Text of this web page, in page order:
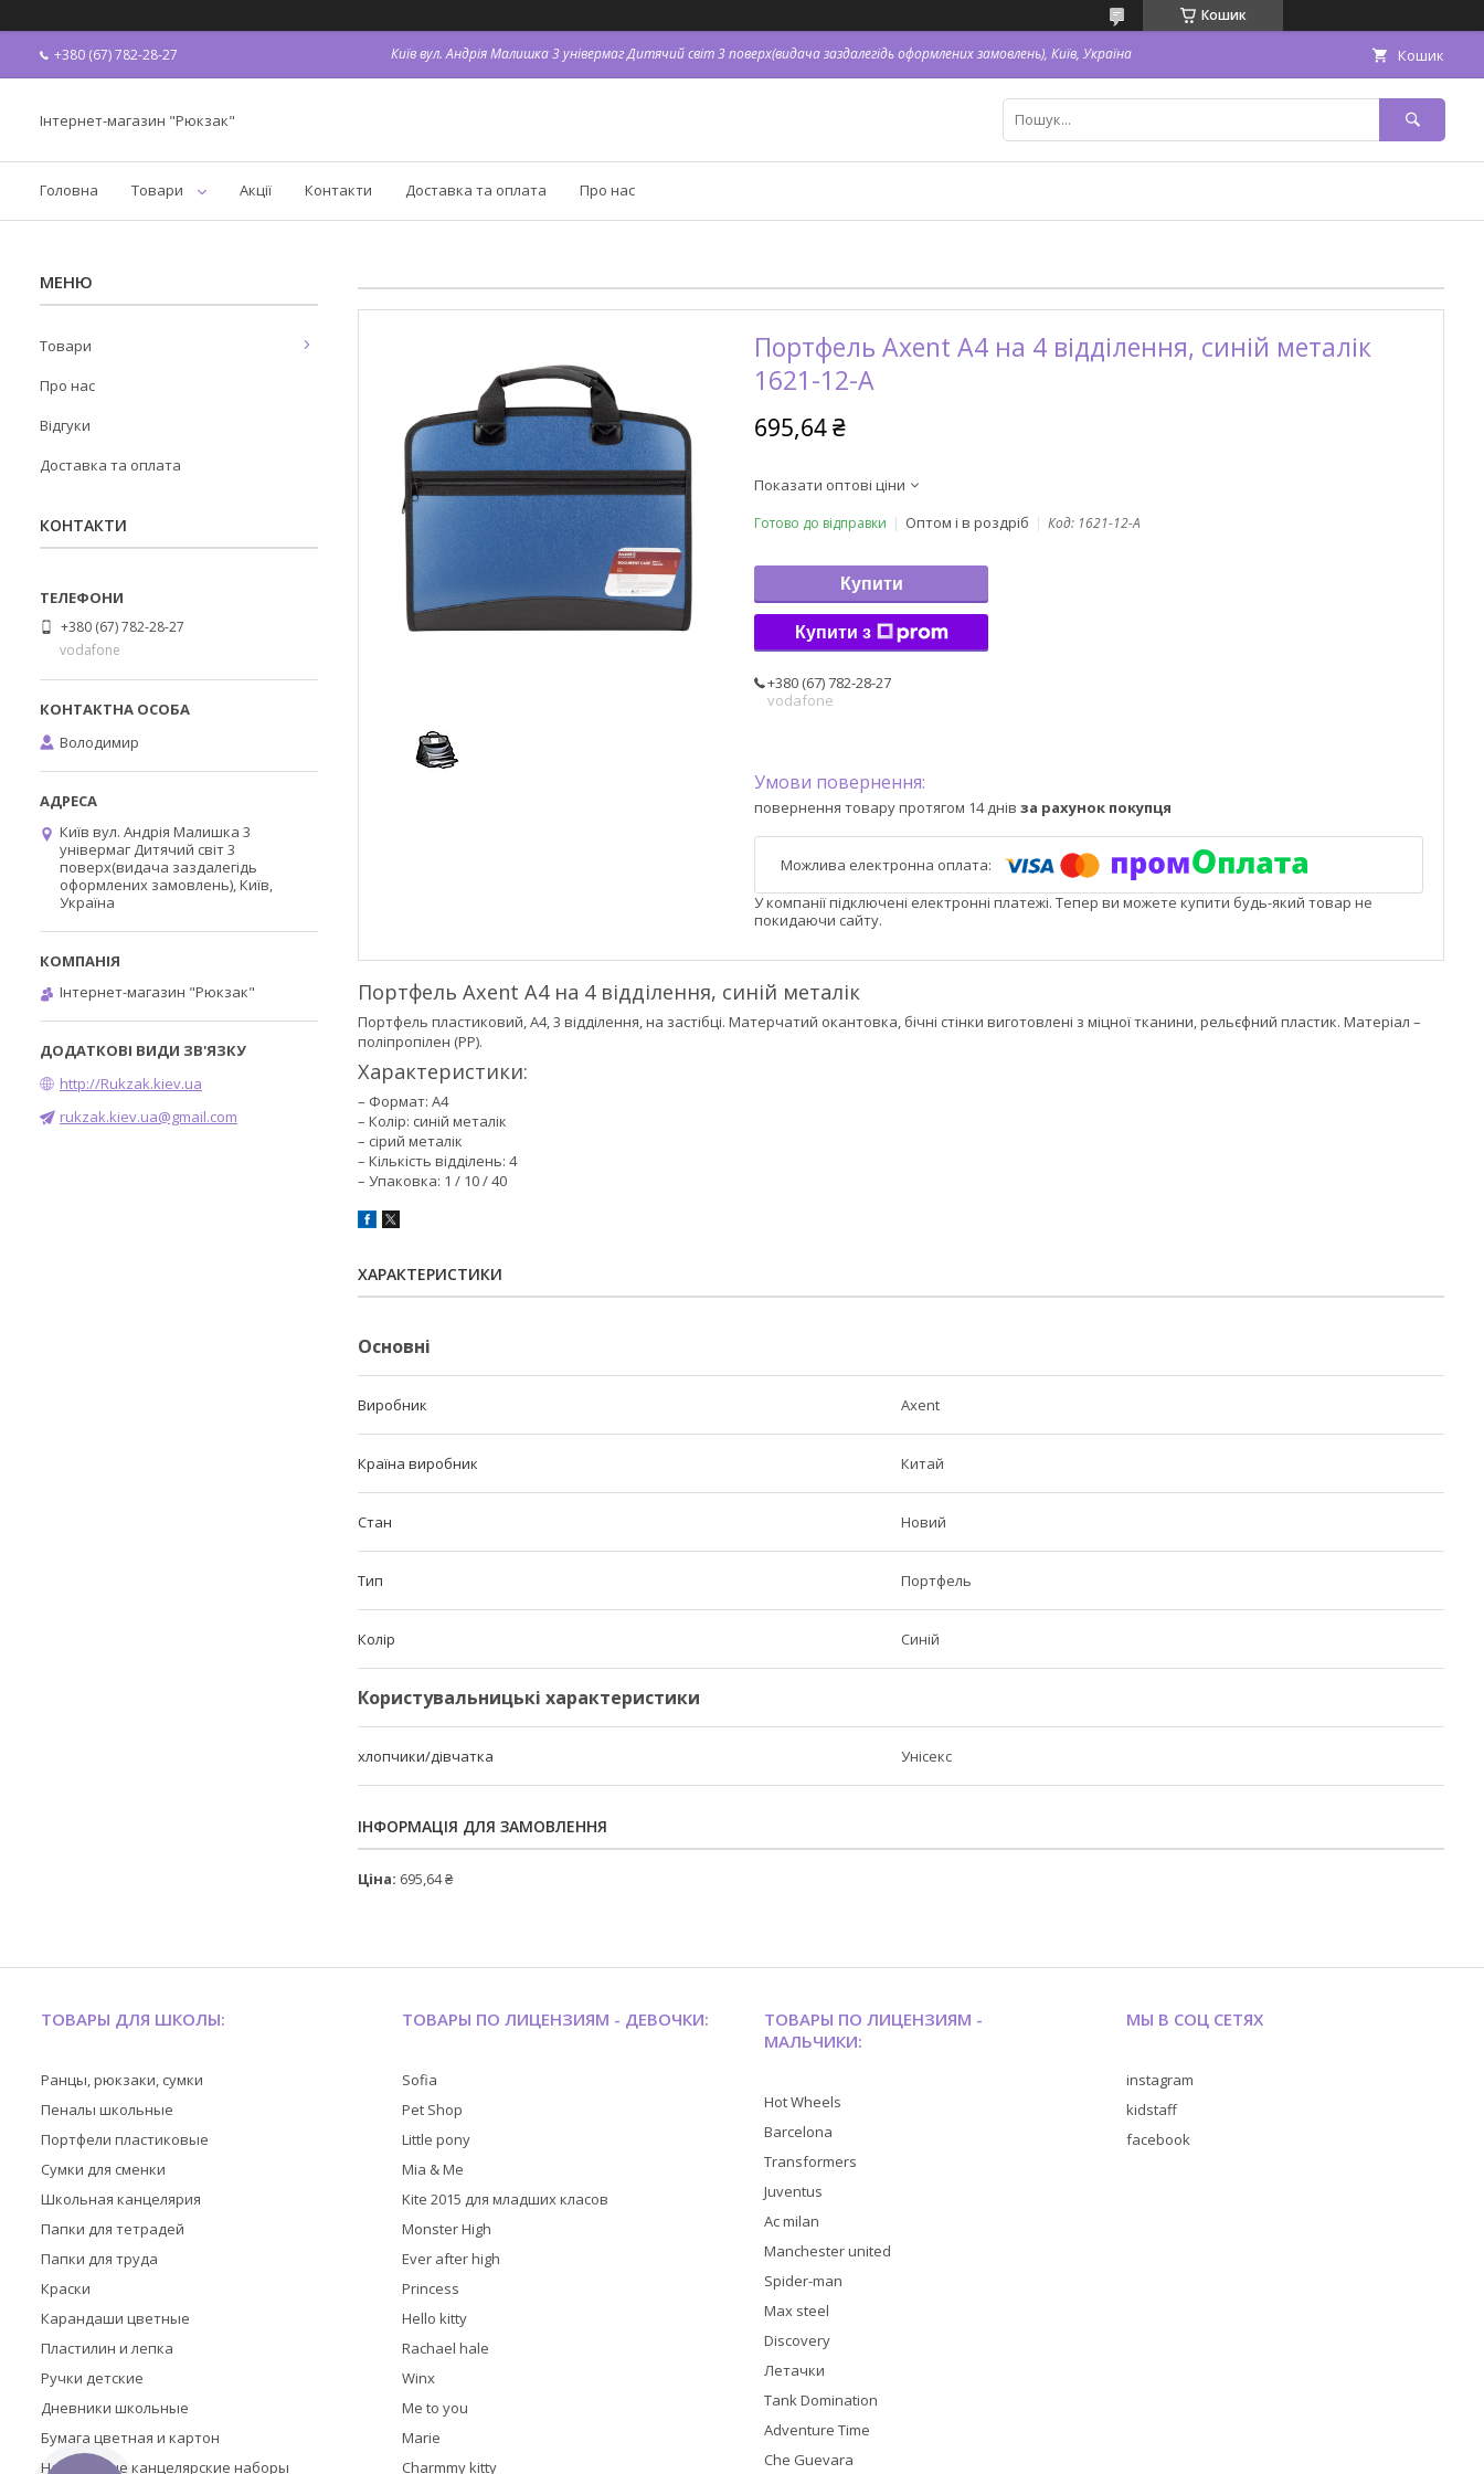
Кошик
+380 (67) 782-28-27 Київ вул. Андрія Малишка 3 універмаг Дитячий світ 3 поверх(видача заздалегідь оформлених замовлень), Київ, Україна Кошик
Інтернет-магазин "Рюкзак"
Головна Товари Акції Контакти Доставка та оплата Про нас
Портфель Axent А4 на 4 відділення, синій металік
1621-12-A
695,64 ₴
Показати оптові ціни
Готово до відправки Оптом і в роздріб Код: 1621-12-A
Купити
Купити з
+380 (67) 782-28-27
vodafone
повернення товару протягом 14 днів за рахунок покупця
У компанії підключені електронні платежі. Тепер ви можете купити будь-який товар не
покидаючи сайту.
Портфель Axent А4 на 4 відділення, синій металік
Портфель пластиковий, А4, 3 відділення, на застібці. Матерчатий окантовка, бічні стінки виготовлені з міцної тканини, рельєфний пластик. Матеріал –
поліпропілен (РР).
Характеристики:
– Формат: A4
– Колір: синій металік
– сірий металік
– Кількість відділень: 4
– Упаковка: 1 / 10 / 40
ХАРАКТЕРИСТИКИ
Основні
Виробник Axent
Країна виробник Китай
Стан Новий
Тип Портфель
Колір Синій
Користувальницькі характеристики
хлопчики/дівчатка Унісекс
ІНФОРМАЦІЯ ДЛЯ ЗАМОВЛЕННЯ
Ціна: 695,64 ₴
Товари
Про нас
Відгуки
Доставка та оплата
КОНТАКТИ
+380 (67) 782-28-27
vodafone
Володимир
Київ вул. Андрія Малишка 3
універмаг Дитячий світ 3
поверх(видача заздалегідь
оформлених замовлень), Київ,
Україна
Інтернет-магазин "Рюкзак"
http://Rukzak.kiev.ua
rukzak.kiev.ua@gmail.com
ТОВАРЫ ДЛЯ ШКОЛЫ:
Ранцы, рюкзаки, сумки
Пеналы школьные
Портфели пластиковые
Сумки для сменки
Школьная канцелярия
Папки для тетрадей
Папки для труда
Краски
Карандаши цветные
Пластилин и лепка
Ручки детские
Дневники школьные
Бумага цветная и картон
Настольные канцелярские наборы
ТОВАРЫ ПО ЛИЦЕНЗИЯМ - ДЕВОЧКИ:
Sofia
Pet Shop
Little pony
Mia & Me
Kite 2015 для младших класов
Monster High
Ever after high
Princess
Hello kitty
Rachael hale
Winx
Me to you
Marie
Charmmy kitty
ТОВАРЫ ПО ЛИЦЕНЗИЯМ -
МАЛЬЧИКИ:
Hot Wheels
Barcelona
Transformers
Juventus
Ac milan
Manchester united
Spider-man
Max steel
Discovery
Летачки
Tank Domination
Adventure Time
Che Guevara
МЫ В СОЦ СЕТЯХ
instagram
kidstaff
facebook